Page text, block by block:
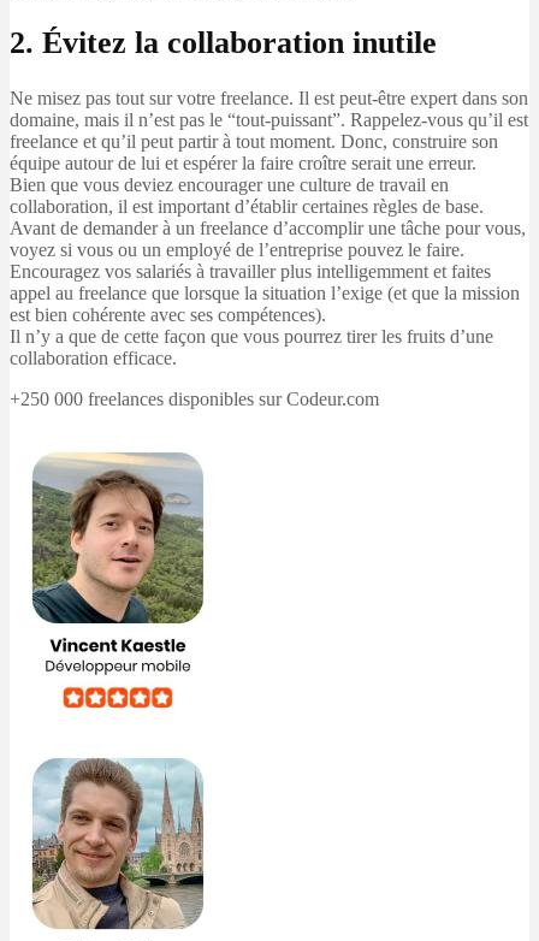
2. Évitez la collaboration inutile
Ne misez pas tout sur votre freelance. Il est peut-être expert dans son
domaine, mais il n’est pas le “tout-puissant”. Rappelez-vous qu’il est
freelance et qu’il peut partir à tout moment. Donc, construire son
équipe autour de lui et espérer la faire croître serait une erreur.
Bien que vous deviez encourager une culture de travail en
collaboration, il est important d’établir certaines règles de base.
Avant de demander à un freelance d’accomplir une tâche pour vous,
voyez si vous ou un employé de l’entreprise pouvez le faire.
Encouragez vos salariés à travailler plus intelligemment et faites
appel au freelance que lorsque la situation l’exige (et que la mission
est bien cohérente avec ses compétences).
Il n’y a que de cette façon que vous pourrez tirer les fruits d’une
collaboration efficace.
+250 000 freelances disponibles sur Codeur.com